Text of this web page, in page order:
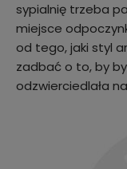
sypialnię trzeba
miejsce
od tego, jaki styl
zadbać o to, by
odzwierciedlała